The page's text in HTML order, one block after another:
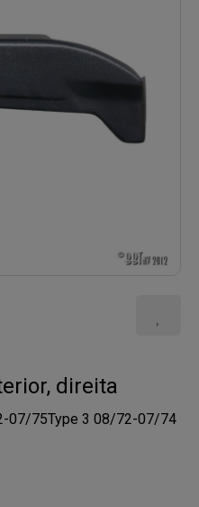
direita
07/75Type 3 08/72-07/74